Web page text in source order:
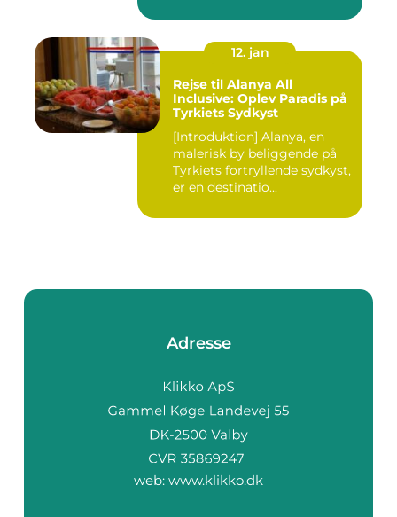
12. jan
Rejse til Alanya All
Inclusive: Oplev Paradis på
Tyrkiets Sydkyst
[Introduktion] Alanya, en
malerisk by beliggende på
Tyrkiets fortryllende sydkyst,
er en destinatio...
Adresse
web: www.klikko.dk